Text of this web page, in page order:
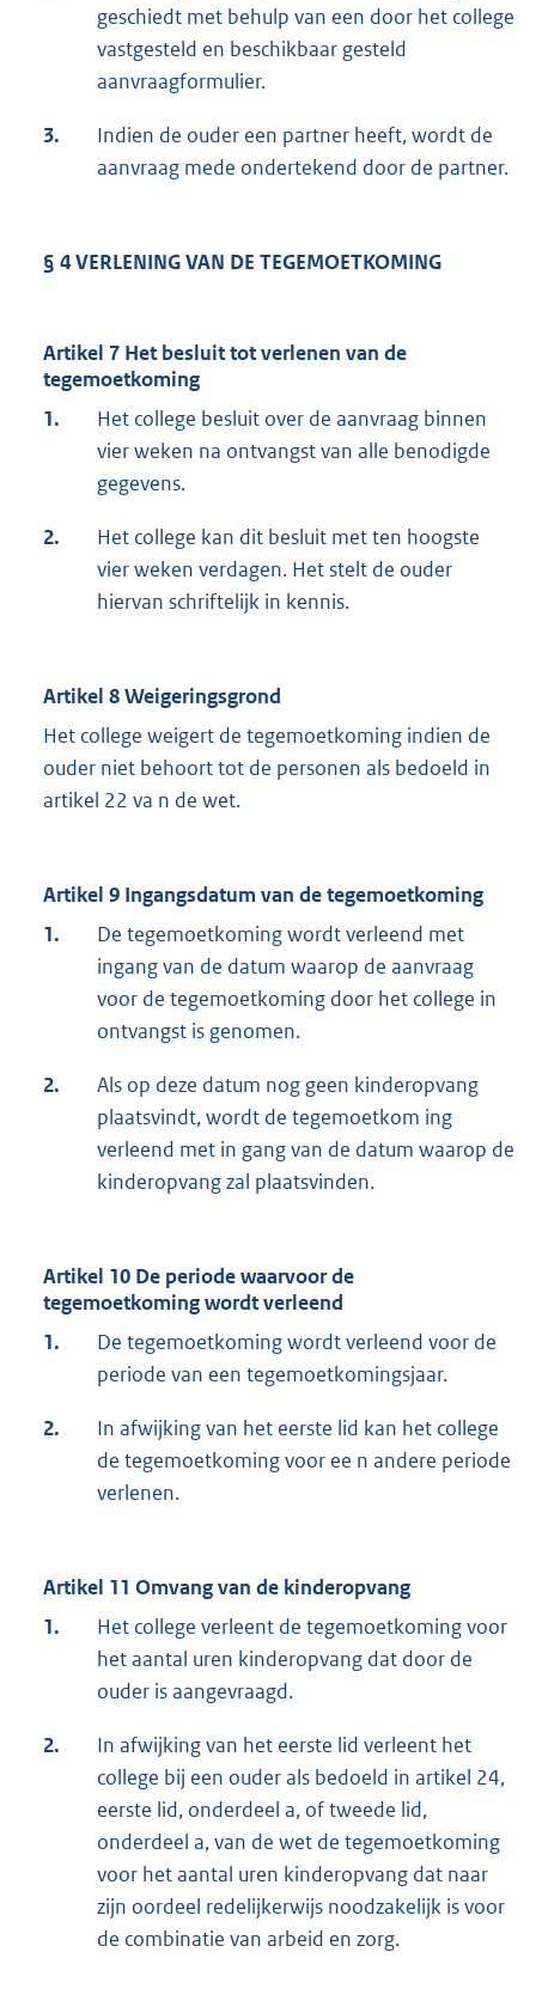
geschiedt met behulp van een door het college
vastgesteld en beschikbaar gesteld
aanvraagformulier.
3.
Indien de ouder een partner heeft, wordt de
aanvraag mede ondertekend door de partner.
§ 4 VERLENING VAN DE TEGEMOETKOMING
Artikel 7 Het besluit tot verlenen van de
tegemoetkoming
1.
Het college besluit over de aanvraag binnen
vier weken na ontvangst van alle benodigde
gegevens.
2.
Het college kan dit besluit met ten hoogste
vier weken verdagen. Het stelt de ouder
hiervan schriftelijk in kennis.
Artikel 8 Weigeringsgrond
Het college weigert de tegemoetkoming indien de
ouder niet behoort tot de personen als bedoeld in
artikel 22 va n de wet.
Artikel 9 Ingangsdatum van de tegemoetkoming
1.
De tegemoetkoming wordt verleend met
ingang van de datum waarop de aanvraag
voor de tegemoetkoming door het college in
ontvangst is genomen.
2.
Als op deze datum nog geen kinderopvang
plaatsvindt, wordt de tegemoetkom ing
verleend met in gang van de datum waarop de
kinderopvang zal plaatsvinden.
Artikel 10 De periode waarvoor de
tegemoetkoming wordt verleend
1.
De tegemoetkoming wordt verleend voor de
periode van een tegemoetkomingsjaar.
2.
In afwijking van het eerste lid kan het college
de tegemoetkoming voor ee n andere periode
verlenen.
Artikel 11 Omvang van de kinderopvang
1.
Het college verleent de tegemoetkoming voor
het aantal uren kinderopvang dat door de
ouder is aangevraagd.
2.
In afwijking van het eerste lid verleent het
college bij een ouder als bedoeld in artikel 24,
eerste lid, onderdeel a, of tweede lid,
onderdeel a, van de wet de tegemoetkoming
voor het aantal uren kinderopvang dat naar
zijn oordeel redelijkerwijs noodzakelijk is voor
de combinatie van arbeid en zorg.